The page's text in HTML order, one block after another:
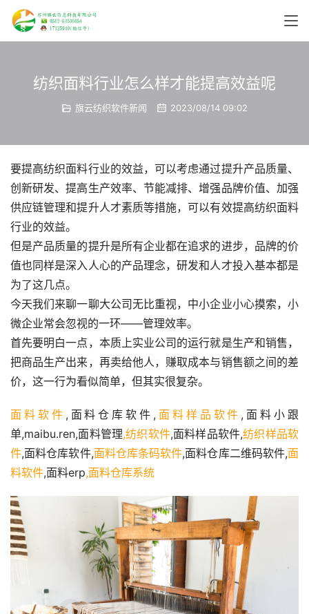
纺织面料行业怎么样才能提高效益呢
旗云纺织软件新闻 2023/08/14 09:02
要提高纺织面料行业的效益，可以考虑通过提升产品质量、
创新研发、提高生产效率、节能减排、增强品牌价值、加强
供应链管理和提升人才素质等措施，可以有效提高纺织面料
行业的效益。
但是产品质量的提升是所有企业都在追求的进步，品牌的价
值也同样是深入人心的产品理念，研发和人才投入基本都是
为了这几点。
今天我们来聊一聊大公司无比重视，中小企业小心摸索，小
微企业常会忽视的一环——管理效率。
首先要明白一点，本质上实业公司的运行就是生产和销售，
把商品生产出来，再卖给他人，赚取成本与销售额之间的差
价，这一行为看似简单，但其实很复杂。
面料软件 ,面料仓库软件, 面料样品软件 ,面料小跟
单,maibu.ren,面料管理,纺织软件,面料样品软件,纺织样品软
件,面料仓库软件,面料仓库条码软件,面料仓库二维码软件,面
料软件,面料erp,面料仓库系统